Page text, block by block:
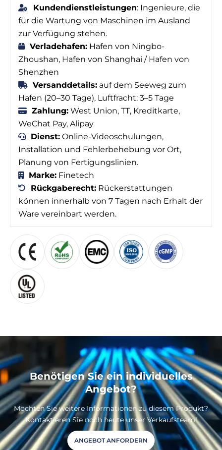
Kundendienstleistungen: Ingenieure, die
für die Wartung von Maschinen im Ausland
zur Verfügung stehen.
Verladehafen: Hafen von Ningbo-
Zhoushan, Hafen von Shanghai / Hafen von
Shenzhen
Versanddetails: auf dem Seeweg zum
Hafen (20–30 Tage), Luftfracht: 3–5 Tage
Zahlung: West Union, TT, Kreditkarte,
WeChat Pay, Alipay
Dienst: Online-Videoschulungen,
Installation und Fehlerbehebung vor Ort,
Planung von Fertigungslinien.
Marke: Finetech
Rückgaberecht: Rückerstattungen
können innerhalb von 7 Tagen nach Erhalt der
Ware vereinbart werden.
Benötigen Sie ein individuelles
Angebot?
Möchten Sie weitere Informationen zu diesem Produkt?
Kontaktieren Sie noch heute unser Verkaufsteam!
ANGEBOT ANFORDERN